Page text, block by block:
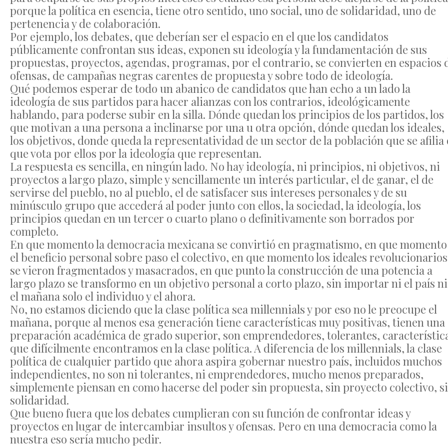
porque la política en esencia, tiene otro sentido, uno social, uno de solidaridad, uno de
pertenencia y de colaboración.
Por ejemplo, los debates, que deberían ser el espacio en el que los candidatos
públicamente confrontan sus ideas, exponen su ideología y la fundamentación de sus
propuestas, proyectos, agendas, programas, por el contrario, se convierten en espacios
ofensas, de campañas negras carentes de propuesta y sobre todo de ideología.
Qué podemos esperar de todo un abanico de candidatos que han echo a un lado la
ideología de sus partidos para hacer alianzas con los contrarios, ideológicamente
hablando, para poderse subir en la silla. Dónde quedan los principios de los partidos, los
que motivan a una persona a inclinarse por una u otra opción, dónde quedan los ideales,
los objetivos, donde queda la representatividad de un sector de la población que se afilia
que vota por ellos por la ideología que representan.
La respuesta es sencilla, en ningún lado. No hay ideología, ni principios, ni objetivos, ni
proyectos a largo plazo, simple y sencillamente un interés particular, el de ganar, el de
servirse del pueblo, no al pueblo, el de satisfacer sus intereses personales y de su
minúsculo grupo que accederá al poder junto con ellos, la sociedad, la ideología, los
principios quedan en un tercer o cuarto plano o definitivamente son borrados por
completo.
En que momento la democracia mexicana se convirtió en pragmatismo, en que momento
el beneficio personal sobre paso el colectivo, en que momento los ideales revolucionarios
se vieron fragmentados y masacrados, en que punto la construcción de una potencia a
largo plazo se transformo en un objetivo personal a corto plazo, sin importar ni el país ni
el mañana solo el individuo y el ahora.
No, no estamos diciendo que la clase política sea millennials y por eso no le preocupe el
mañana, porque al menos esa generación tiene características muy positivas, tienen una
preparación académica de grado superior, son emprendedores, tolerantes,
que difícilmente encontramos en la clase política. A diferencia de los millennials, la clase
política de cualquier partido que ahora aspira gobernar nuestro país, incluidos muchos
independientes, no son ni tolerantes, ni emprendedores, mucho menos preparados,
simplemente piensan en como hacerse del poder sin propuesta, sin proyecto colectivo,
solidaridad.
Que bueno fuera que los debates cumplieran con su función de confrontar ideas y
proyectos en lugar de intercambiar insultos y ofensas. Pero en una democracia como la
nuestra eso sería mucho pedir.